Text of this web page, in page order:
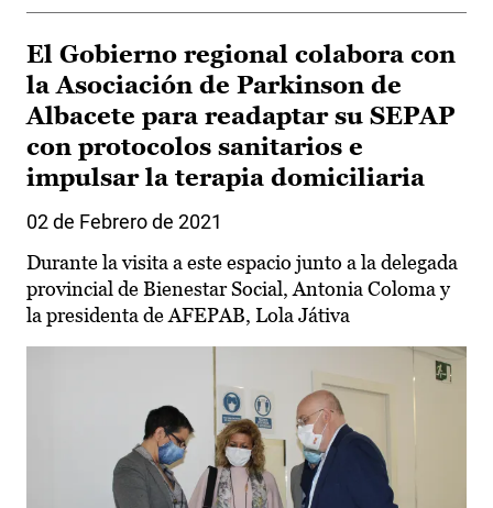
El Gobierno regional colabora con
la Asociación de Parkinson de
Albacete para readaptar su SEPAP
con protocolos sanitarios e
impulsar la terapia domiciliaria
02 de Febrero de 2021
Durante la visita a este espacio junto a la delegada
provincial de Bienestar Social, Antonia Coloma y
la presidenta de AFEPAB, Lola Játiva